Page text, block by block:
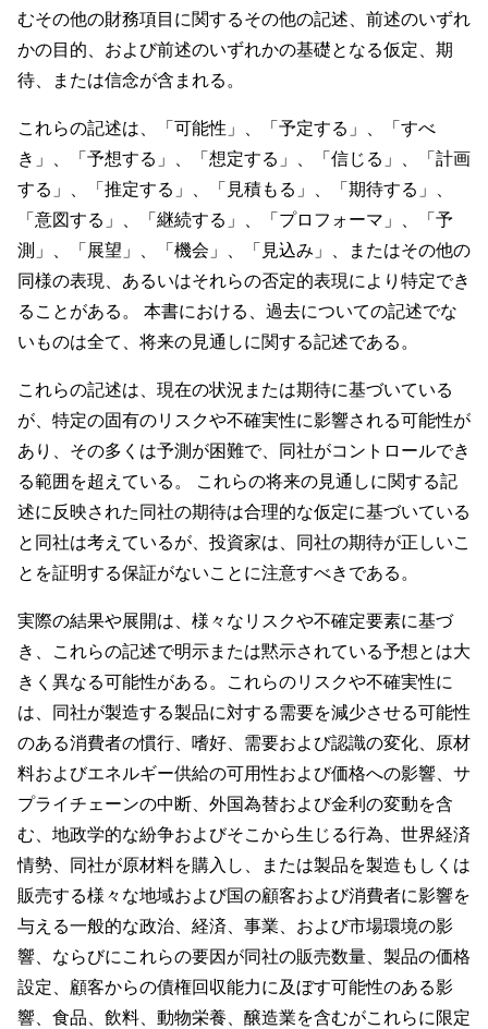
むその他の財務項目に関するその他の記述、前述のいずれ
かの目的、および前述のいずれかの基礎となる仮定、期
待、または信念が含まれる。
これらの記述は、「可能性」、「予定する」、「すべ
き」、「予想する」、「想定する」、「信じる」、「計画
する」、「推定する」、「見積もる」、「期待する」、
「意図する」、「継続する」、「プロフォーマ」、「予
測」、「展望」、「機会」、「見込み」、またはその他の
同様の表現、あるいはそれらの否定的表現により特定でき
ることがある。 本書における、過去についての記述でな
いものは全て、将来の見通しに関する記述である。
これらの記述は、現在の状況または期待に基づいている
が、特定の固有のリスクや不確実性に影響される可能性が
あり、その多くは予測が困難で、同社がコントロールでき
る範囲を超えている。 これらの将来の見通しに関する記
述に反映された同社の期待は合理的な仮定に基づいている
と同社は考えているが、投資家は、同社の期待が正しいこ
とを証明する保証がないことに注意すべきである。
実際の結果や展開は、様々なリスクや不確定要素に基づ
き、これらの記述で明示または黙示されている予想とは大
きく異なる可能性がある。これらのリスクや不確実性に
は、同社が製造する製品に対する需要を減少させる可能性
のある消費者の慣行、嗜好、需要および認識の変化、原材
料およびエネルギー供給の可用性および価格への影響、サ
プライチェーンの中断、外国為替および金利の変動を含
む、地政学的な紛争およびそこから生じる行為、世界経済
情勢、同社が原材料を購入し、または製品を製造もしくは
販売する様々な地域および国の顧客および消費者に影響を
与える一般的な政治、経済、事業、および市場環境の影
響、ならびにこれらの要因が同社の販売数量、製品の価格
設定、顧客からの債権回収能力に及ぼす可能性のある影
響、食品、飲料、動物栄養、醸造業を含むがこれらに限定